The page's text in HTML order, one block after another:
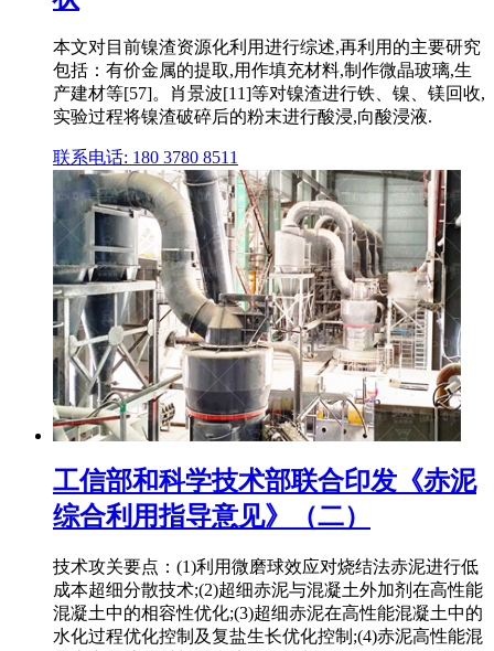
本文对目前镍渣资源化利用进行综述,再利用的主要研究
包括：有价金属的提取,用作填充材料,制作微晶玻璃,生
产建材等[57]。肖景波[11]等对镍渣进行铁、镍、镁回收,
实验过程将镍渣破碎后的粉末进行酸浸,向酸浸液.
联系电话: 180 3780 8511
工信部和科学技术部联合印发《赤泥
综合利用指导意见》（二）
技术攻关要点：(1)利用微磨球效应对烧结法赤泥进行低
成本超细分散技术;(2)超细赤泥与混凝土外加剂在高性能
混凝土中的相容性优化;(3)超细赤泥在高性能混凝土中的
水化过程优化控制及复盐生长优化控制;(4)赤泥高性能混